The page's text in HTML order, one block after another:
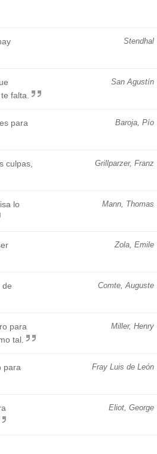
Stendhal
San Agustín
falta.
Baroja, Pío
para
Grillparzer, Franz
culpas,
Mann, Thomas
lo
Zola, Emile
Comte, Auguste
de
Miller, Henry
para
tal.
Fray Luis de León
para
Eliot, George